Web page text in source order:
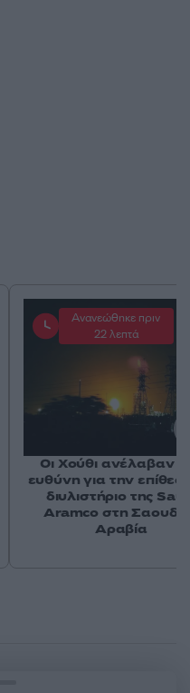
Ανανεώθηκε πριν
22 λεπτά
Οι Χούθι ανέλαβαν
ευθύνη για την
διυλιστήριο της
Aramco στη
Αραβία